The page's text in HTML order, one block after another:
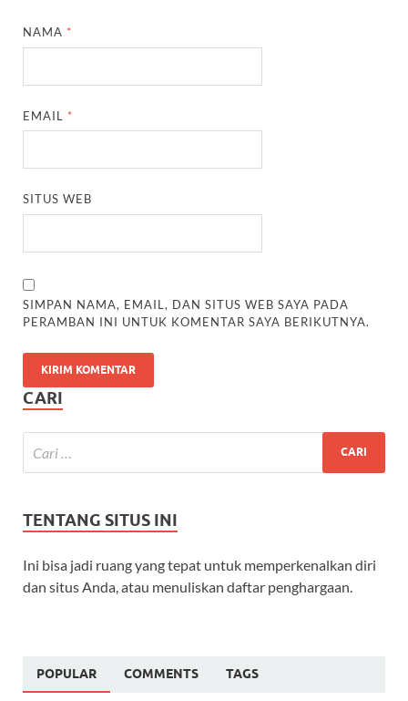
NAMA *
EMAIL *
SITUS WEB
SIMPAN NAMA, EMAIL, DAN SITUS WEB SAYA PADA
PERAMBAN INI UNTUK KOMENTAR SAYA BERIKUTNYA.
CARI
TENTANG SITUS INI
Ini bisa jadi ruang yang tepat untuk memperkenalkan diri
dan situs Anda, atau menuliskan daftar penghargaan.
POPULAR COMMENTS TAGS